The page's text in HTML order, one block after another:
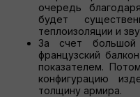
очередь
будет
теплоизоляции и
За счет большой
французский
показателем.
конфигурацию
толщину армира.